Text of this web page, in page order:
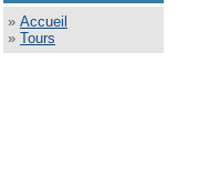
» Accueil
» Tours